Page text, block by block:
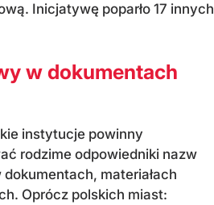
Inicjatywę poparło 17 innych
w dokumentach
instytucje powinny
rodzime odpowiedniki nazw
materiałach
Oprócz polskich miast: